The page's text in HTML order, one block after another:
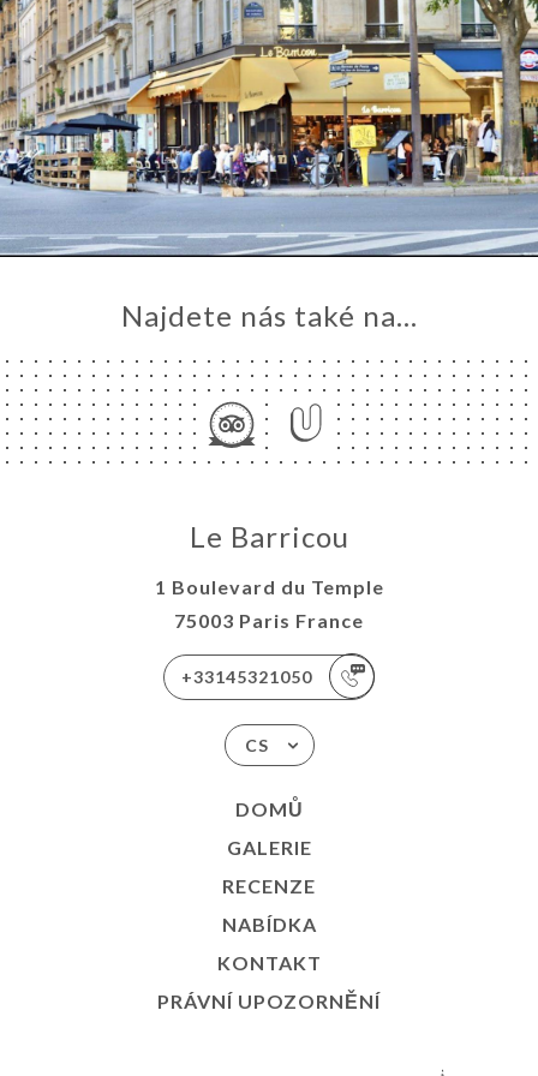
Najdete nás také na...
Le Barricou
1 Boulevard du Temple
75003 Paris France
+33145321050
CS
DOMŮ
GALERIE
RECENZE
NABÍDKA
KONTAKT
PRÁVNÍ UPOZORNĚNÍ